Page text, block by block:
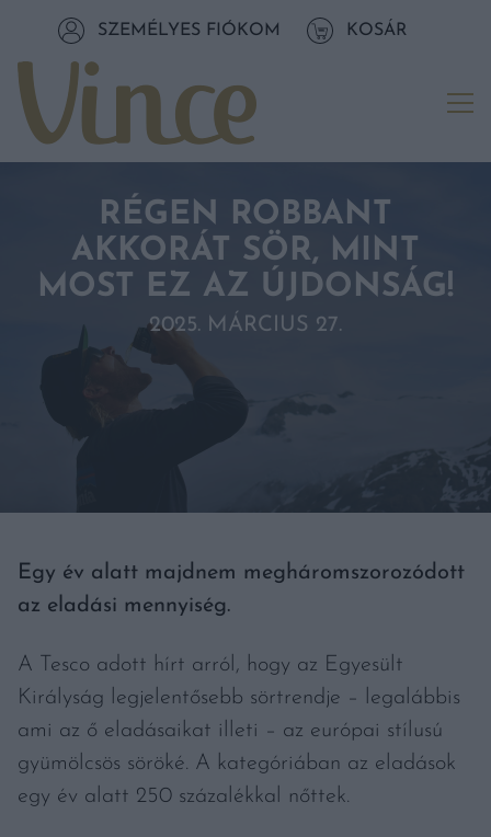
Tovább a tartalomhozSZEMÉLYES FIÓKOM KOSÁR
RÉGEN ROBBANT
AKKORÁT SÖR, MINT
MOST EZ AZ ÚJDONSÁG!
2025. MÁRCIUS 27.
Egy év alatt majdnem megháromszorozódott
az eladási mennyiség.
A Tesco adott hírt arról, hogy az Egyesült
Királyság legjelentősebb sörtrendje – legalábbis
ami az ő eladásaikat illeti – az európai stílusú
gyümölcsös söröké. A kategóriában az eladások
egy év alatt 250 százalékkal nőttek.